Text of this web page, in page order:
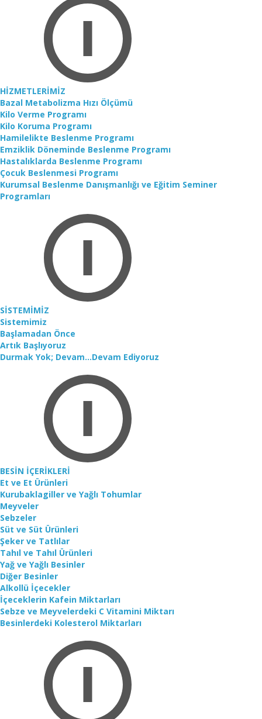
HİZMETLERİMİZ
Bazal Metabolizma Hızı Ölçümü
Kilo Verme Programı
Kilo Koruma Programı
Hamilelikte Beslenme Programı
Emziklik Döneminde Beslenme Programı
Hastalıklarda Beslenme Programı
Çocuk Beslenmesi Programı
Kurumsal Beslenme Danışmanlığı ve Eğitim Seminer
Programları
SİSTEMİMİZ
Sistemimiz
Başlamadan Önce
Artık Başlıyoruz
Durmak Yok; Devam...Devam Ediyoruz
BESİN İÇERİKLERİ
Et ve Et Ürünleri
Kurubaklagiller ve Yağlı Tohumlar
Meyveler
Sebzeler
Süt ve Süt Ürünleri
Şeker ve Tatlılar
Tahıl ve Tahıl Ürünleri
Yağ ve Yağlı Besinler
Diğer Besinler
Alkollü İçecekler
İçeceklerin Kafein Miktarları
Sebze ve Meyvelerdeki C Vitamini Miktarı
Besinlerdeki Kolesterol Miktarları